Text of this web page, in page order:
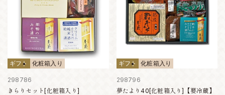
ギフト 化粧箱入り
298786
きらりセット[化粧箱入り]
ギフト 化粧箱入り
298796
夢たより40[化粧箱入り]【要冷蔵】